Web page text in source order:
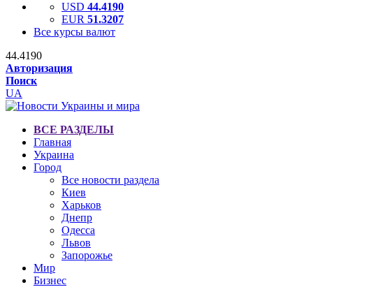
USD 44.4190
EUR 51.3207
Все курсы валют
44.4190
Авторизация
Поиск
UA
ВСЕ РАЗДЕЛЫ
Главная
Украина
Город
Все новости раздела
Киев
Харьков
Днепр
Одесса
Львов
Запорожье
Мир
Бизнес